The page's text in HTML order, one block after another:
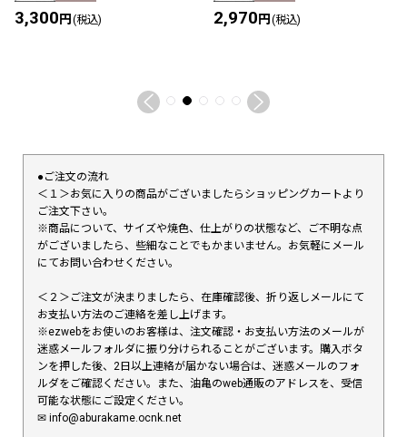
3,300円 (税込) 2,970円 (税込)
●ご注文の流れ
＜１＞お気に入りの商品がございましたらショッピングカートより
ご注文下さい。
※商品について、サイズや焼色、仕上がりの状態など、ご不明な点
がございましたら、些細なことでもかまいません。お気軽にメール
にてお問い合わせください。
＜２＞ご注文が決まりましたら、在庫確認後、折り返しメールにて
お支払い方法のご連絡を差し上げます。
※ezwebをお使いのお客様は、注文確認・お支払い方法のメールが
迷惑メールフォルダに振り分けられることがございます。購入ボタ
ンを押した後、2日以上連絡が届かない場合は、迷惑メールのフォ
ルダをご確認ください。また、油亀のweb通販のアドレスを、受信
可能な状態にご設定ください。
✉︎ info@aburakame.ocnk.net